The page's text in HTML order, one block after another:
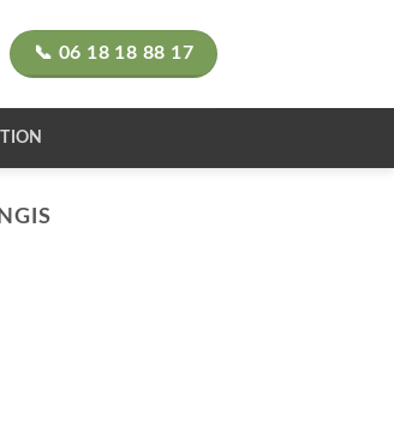
📞 06 18 18 88 17